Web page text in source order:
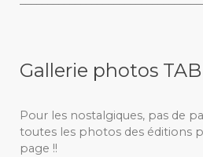
Gallerie photos
Pour les nostalgiques, pas de
toutes les photos des éditions
page !!